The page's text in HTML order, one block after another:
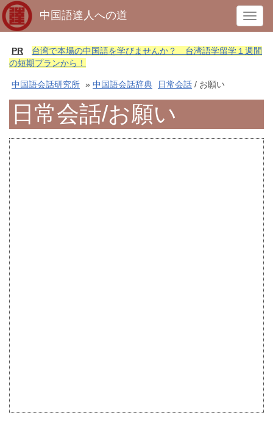
T
o
g
n
v
中国語達人への道
PR
台湾で本場の中国語を学びませんか？ 台湾語学留学１週間
の短期プランから！
中国語会話研究所 » 中国語会話辞典 日常会話 / お願い
日常会話/お願い